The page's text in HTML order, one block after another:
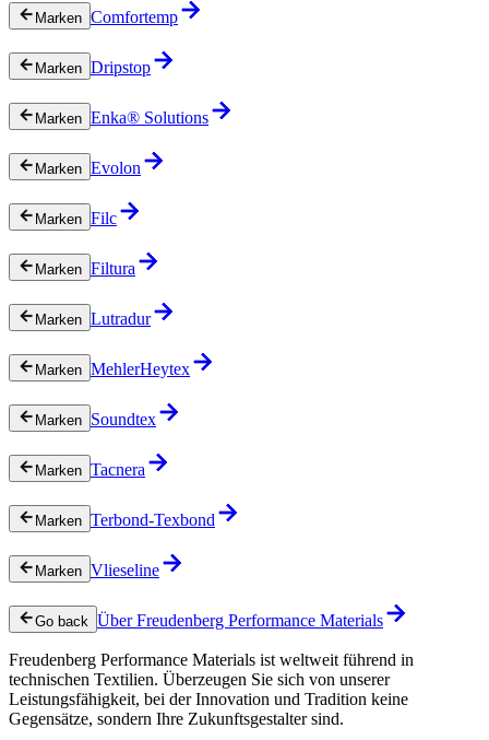
Marken Comfortemp
Marken Dripstop
Marken Enka® Solutions
Marken Evolon
Marken Filc
Marken Filtura
Marken Lutradur
Marken MehlerHeytex
Marken Soundtex
Marken Tacnera
Marken Terbond-Texbond
Marken Vlieseline
Go back Über Freudenberg Performance Materials
Freudenberg Performance Materials ist weltweit führend in
technischen Textilien. Überzeugen Sie sich von unserer
Leistungsfähigkeit, bei der Innovation und Tradition keine
Gegensätze, sondern Ihre Zukunftsgestalter sind.